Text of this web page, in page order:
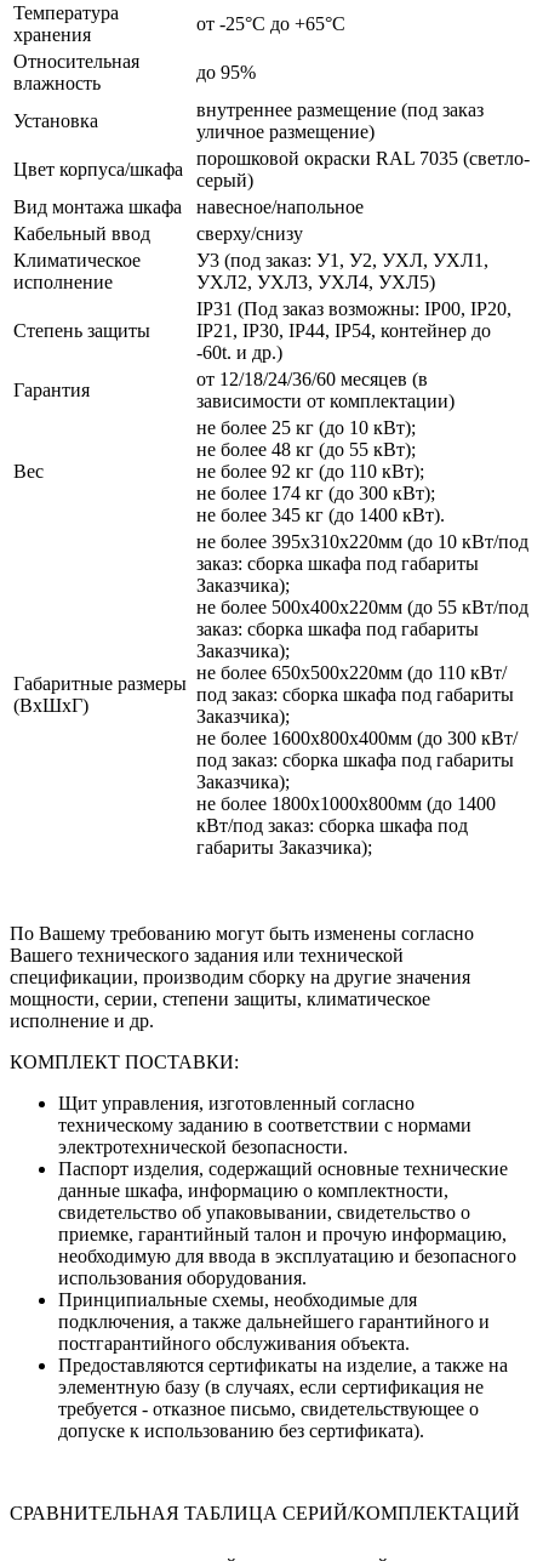
Температура
хранения
от -25°C до +65°C
Относительная
влажность
до 95%
Установка
внутреннее размещение (под заказ
уличное размещение)
Цвет корпуса/шкафа
порошковой окраски RAL 7035 (светло-
серый)
Вид монтажа шкафа
навесное/напольное
Кабельный ввод
сверху/снизу
Климатическое
исполнение
У3 (под заказ: У1, У2, УХЛ, УХЛ1,
УХЛ2, УХЛ3, УХЛ4, УХЛ5)
Степень защиты
IP31 (Под заказ возможны: IP00, IP20,
IP21, IP30, IP44, IP54, контейнер до
-60t. и др.)
Гарантия
от 12/18/24/36/60 месяцев (в
зависимости от комплектации)
Вес
не более 25 кг (до 10 кВт);
не более 48 кг (до 55 кВт);
не более 92 кг (до 110 кВт);
не более 174 кг (до 300 кВт);
не более 345 кг (до 1400 кВт).
Габаритные размеры
(ВхШхГ)
не более 395х310х220мм (до 10 кВт/под
заказ: сборка шкафа под габариты
Заказчика);
не более 500х400х220мм (до 55 кВт/под
заказ: сборка шкафа под габариты
Заказчика);
не более 650х500х220мм (до 110 кВт/
под заказ: сборка шкафа под габариты
Заказчика);
не более 1600х800х400мм (до 300 кВт/
под заказ: сборка шкафа под габариты
Заказчика);
не более 1800х1000х800мм (до 1400
кВт/под заказ: сборка шкафа под
габариты Заказчика);
По Вашему требованию могут быть изменены согласно
Вашего технического задания или технической
спецификации, производим сборку на другие значения
мощности, серии, степени защиты, климатическое
исполнение и др.
КОМПЛЕКТ ПОСТАВКИ:
Щит управления, изготовленный согласно
техническому заданию в соответствии с нормами
электротехнической безопасности.
Паспорт изделия, содержащий основные технические
данные шкафа, информацию о комплектности,
свидетельство об упаковывании, свидетельство о
приемке, гарантийный талон и прочую информацию,
необходимую для ввода в эксплуатацию и безопасного
использования оборудования.
Принципиальные схемы, необходимые для
подключения, а также дальнейшего гарантийного и
постгарантийного обслуживания объекта.
Предоставляются сертификаты на изделие, а также на
элементную базу (в случаях, если сертификация не
требуется - отказное письмо, свидетельствующее о
допуске к использованию без сертификата).
СРАВНИТЕЛЬНАЯ ТАБЛИЦА СЕРИЙ/КОМПЛЕКТАЦИЙ